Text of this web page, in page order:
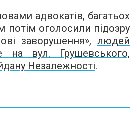
адвокатів, багатьох
потім оголосили підозру
заворушення», людей
на вул. Грушевського,
Незалежності.